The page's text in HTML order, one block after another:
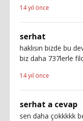
14 yıl önce
serhat
haklısın bizde bu
biz daha 737lerle
14 yıl önce
serhat a cevap
sen daha çokkkkk